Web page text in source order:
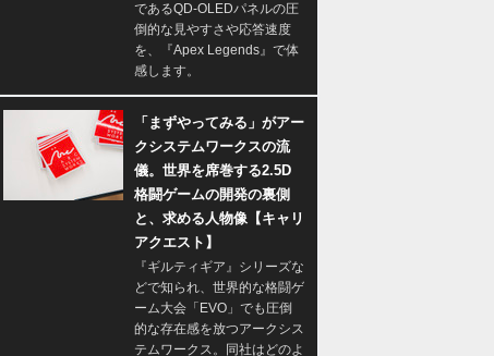
であるQD-OLEDパネルの圧
倒的な見やすさや応答速度
を、『Apex Legends』で体
感します。
「まずやってみる」がアー
クシステムワークスの流
儀。世界を席巻する2.5D
格闘ゲームの開発の裏側
と、求める人物像【キャリ
アクエスト】
『ギルティギア』シリーズな
どで知られ、世界的な格闘ゲ
ーム大会「EVO」でも圧倒
的な存在感を放つアークシス
テムワークス。同社はどのよ